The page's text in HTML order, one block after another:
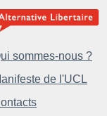
sommes-nous ?
de l'UCL